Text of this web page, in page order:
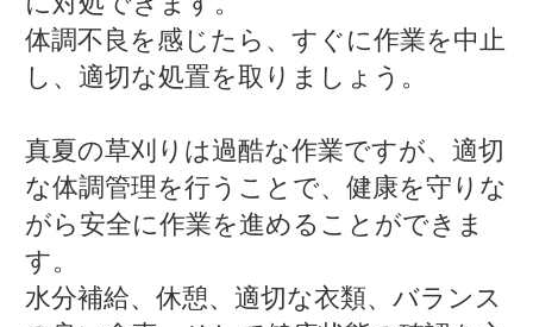
体調不良を感じたら、すぐに作業を中止
し、適切な処置を取りましょう。
真夏の草刈りは過酷な作業ですが、適切
な体調管理を行うことで、健康を守りな
がら安全に作業を進めることができま
す。
水分補給、休憩、適切な衣類、バランス